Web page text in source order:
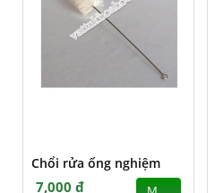
Chổi rửa ống nghiệm
7,000 đ